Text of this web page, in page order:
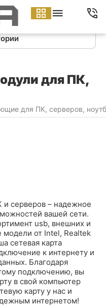
для ПК,
для ПК, серверов,
серверов – надежное
вашей сети.
usb, внешних и
модели от Intel, Realtek
сетевая карта
к интернету и
Благодаря
подключению, вы
в свой компьютер
карту у нас и
интернетом!
Аккаунт